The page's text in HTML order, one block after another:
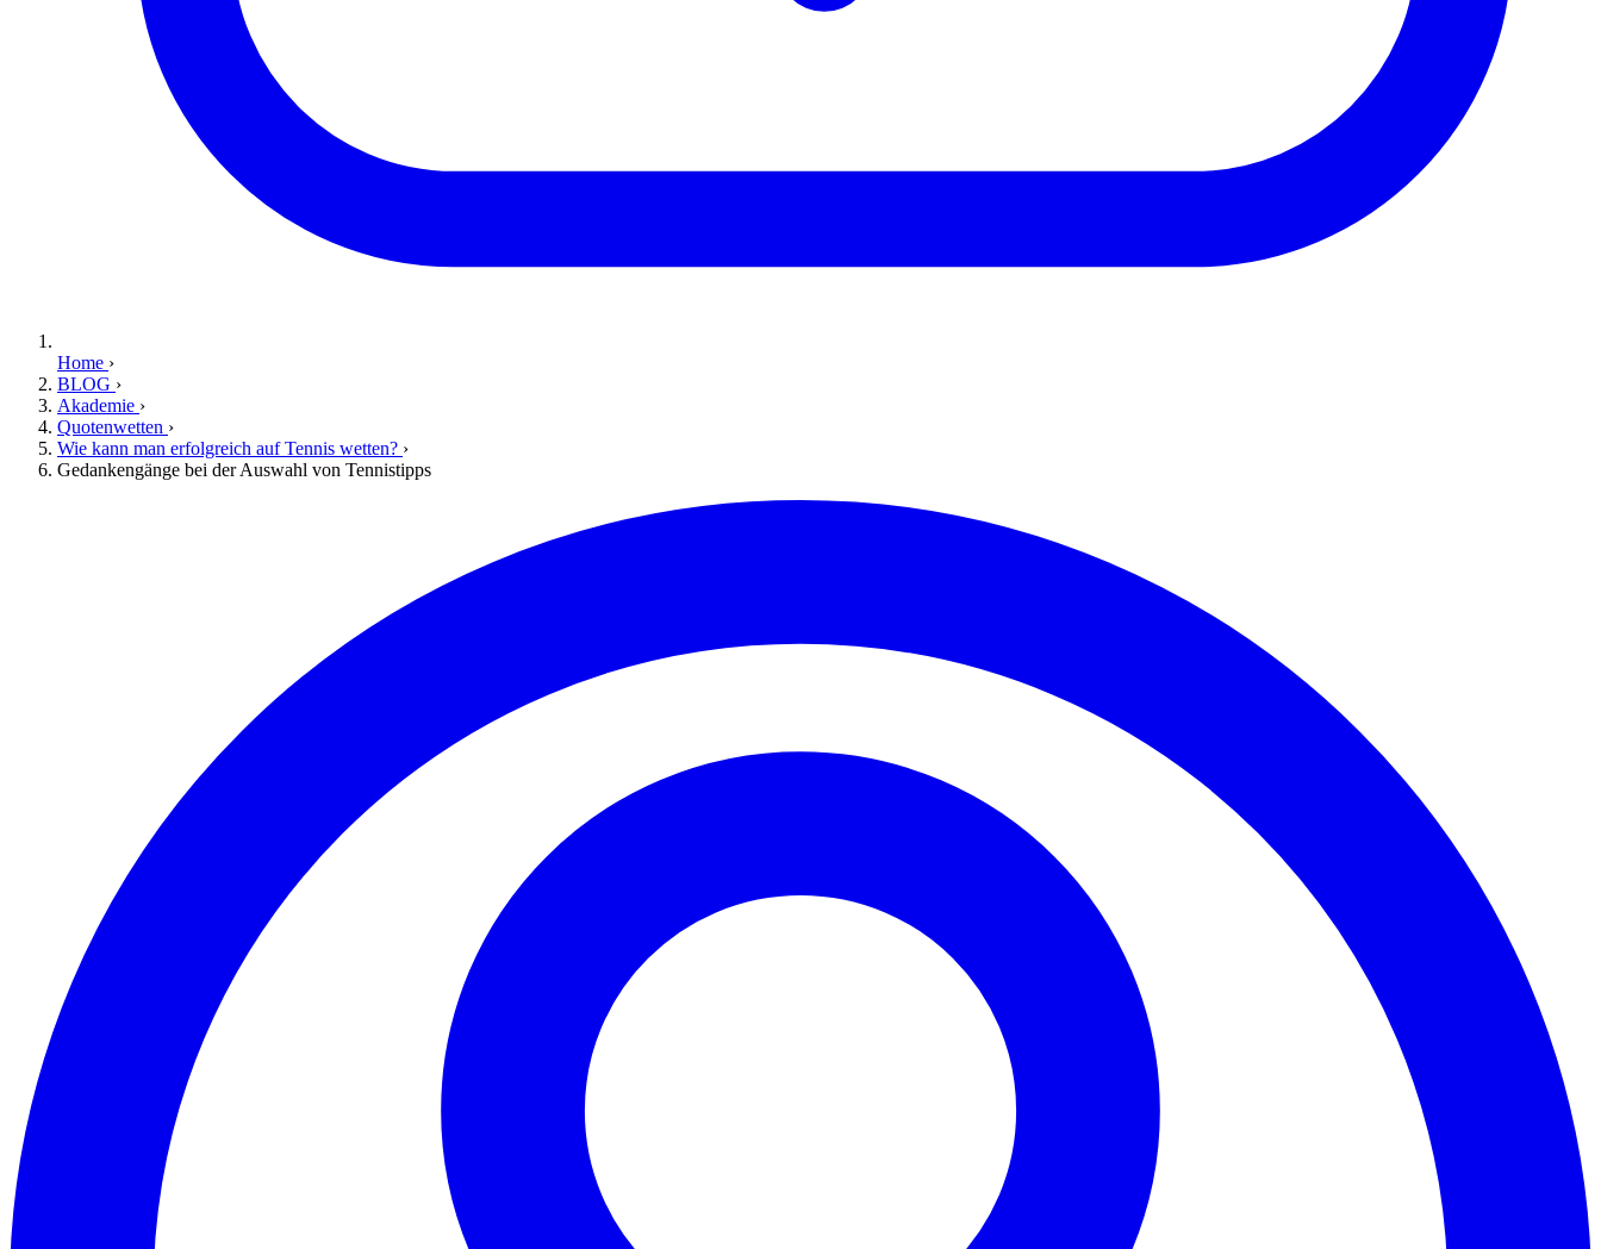
Home ›
BLOG ›
Akademie ›
Quotenwetten ›
Wie kann man erfolgreich auf Tennis wetten? ›
Gedankengänge bei der Auswahl von Tennistipps